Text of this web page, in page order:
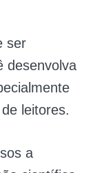
ser
desenvolva
leitores.
a